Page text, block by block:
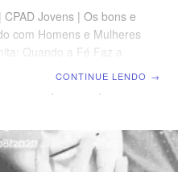
Jovens | Os bons e
com Homens e Mulheres
Quando a Fé Faz a
TERÇA – 1 Rs 4.10
CONTINUE LENDO →